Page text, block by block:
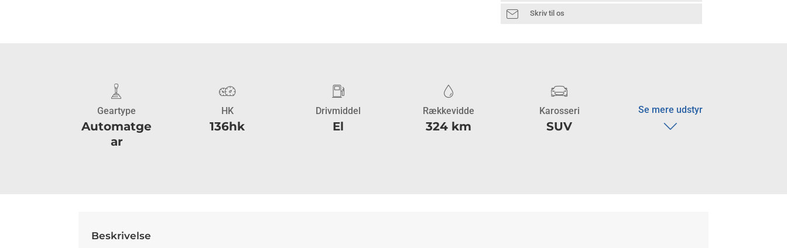
Skriv til os
Geartype
Automatge
ar
HK
136hk
Drivmiddel
El
Rækkevidde
324 km
Karosseri
SUV
Se mere udstyr
Beskrivelse